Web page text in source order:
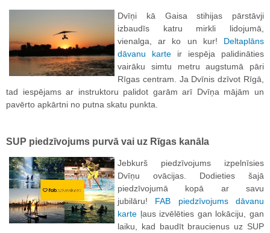
Dvīņi kā Gaisa stihijas pārstāvji
izbaudīs katru mirkli lidojumā,
vienalga, ar ko un kur! Deltaplāns
dāvanu karte ir iespēja palidināties
vairāku simtu metru augstumā pāri
Rīgas centram. Ja Dvīnis dzīvot Rīgā,
tad iespējams ar instruktoru palidot garām arī Dvīņa mājām un
pavērto apkārtni no putna skatu punkta.
SUP piedzīvojums purvā vai uz Rīgas kanāla
Jebkurš piedzīvojums izpelnīsies
Dvīņu ovācijas. Dodieties šajā
piedzīvojumā kopā ar savu
jubilāru! FAB piedzīvojums dāvanu
karte ļaus izvēlēties gan lokāciju, gan
laiku, kad baudīt braucienus uz SUP